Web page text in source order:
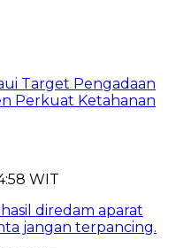
Target Pengadaan
Perkuat Ketahanan
WIT
diredam aparat
jangan terpancing.